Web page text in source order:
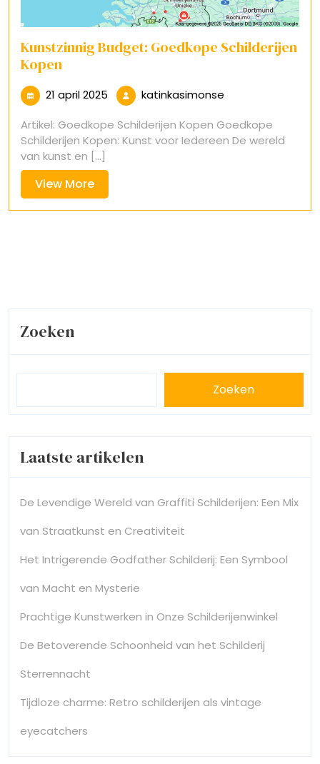
Kunstzinnig Budget: Goedkope Schilderijen
Kopen
21 april 2025
april
2025
katinkasimonse
Artikel: Goedkope Schilderijen Kopen Goedkope
Schilderijen Kopen: Kunst voor Iedereen De wereld
van kunst en [...]
View MoreView
More
Zoeken
Zoeken
Laatste artikelen
De Levendige Wereld van Graffiti Schilderijen: Een Mix
van Straatkunst en Creativiteit
Het Intrigerende Godfather Schilderij: Een Symbool
van Macht en Mysterie
Prachtige Kunstwerken in Onze Schilderijenwinkel
De Betoverende Schoonheid van het Schilderij
Sterrennacht
Tijdloze charme: Retro schilderijen als vintage
eyecatchers